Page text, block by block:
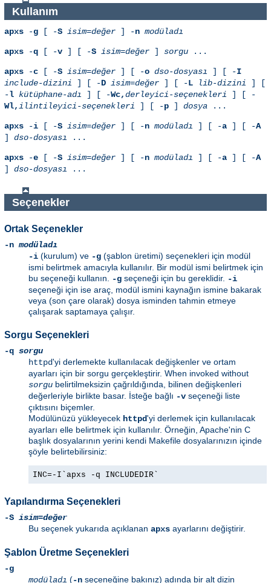
Kullanım
apxs -g [ -S isim=değer ] -n modüladı
apxs -q [ -v ] [ -S isim=değer ] sorgu ...
apxs -c [ -S isim=değer ] [ -o dso-dosyası ] [ -I
include-dizini ] [ -D isim=değer ] [ -L lib-dizini ] [
-l kütüphane-adı ] [ -Wc,derleyici-seçenekleri ] [ -
Wl,ilintileyici-seçenekleri ] [ -p ] dosya ...
apxs -i [ -S isim=değer ] [ -n modüladı ] [ -a ] [ -A
] dso-dosyası ...
apxs -e [ -S isim=değer ] [ -n modüladı ] [ -a ] [ -A
] dso-dosyası ...
Seçenekler
Ortak Seçenekler
-n modüladı
-i (kurulum) ve -g (şablon üretimi) seçenekleri için modül
ismi belirtmek amacıyla kullanılır. Bir modül ismi belirtmek için
bu seçeneği kullanın.
-g seçeneği için bu gereklidir. -i
seçeneği için ise araç, modül ismini kaynağın ismine bakarak
veya (son çare olarak) dosya isminden tahmin etmeye
çalışarak saptamaya çalışır.
Sorgu Seçenekleri
-q sorgu
httpd'yi derlemekte kullanılacak değişkenler ve ortam
ayarları için bir sorgu gerçekleştirir. When invoked without
sorgu belirtilmeksizin çağrıldığında, bilinen değişkenleri
değerleriyle birlikte basar. İsteğe bağlı -v seçeneği liste
çıktısını biçemler.
Modülünüzü yükleyecek httpd'yi derlemek için kullanılacak
ayarları elle belirtmek için kullanılır. Örneğin, Apache'nin C
başlık dosyalarının yerini kendi Makefile dosyalarınızın içinde
şöyle belirtebilirsiniz:
INC=-I`apxs -q INCLUDEDIR`
Yapılandırma Seçenekleri
-S isim=değer
Bu seçenek yukarıda açıklanan apxs ayarlarını değiştirir.
Şablon Üretme Seçenekleri
-g
modüladı (-n seçeneğine bakınız) adında bir alt dizin